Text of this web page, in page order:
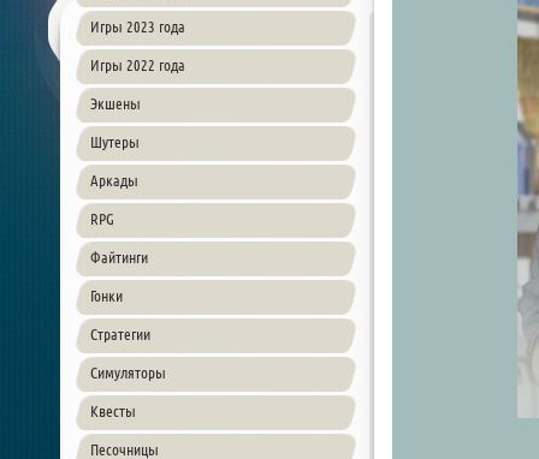
Игры 2023 года
Игры 2022 года
Экшены
Шутеры
Аркады
RPG
Файтинги
Гонки
Стратегии
Симуляторы
Квесты
Песочницы